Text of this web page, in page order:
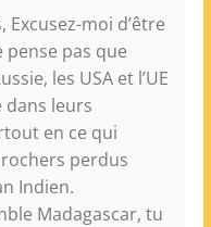
moi d’être
pense pas que
les USA et l’UE
dans leurs
en ce qui
perdus
Indien.
Madagascar, tu